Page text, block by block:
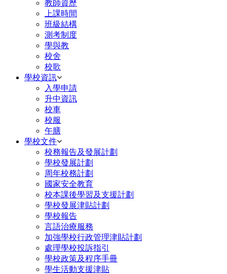
教師資歷
上課時間
班級結構
測考制度
學與教
校舍
校歌
學校資訊
入學申請
升中資訊
校車
校服
午膳
學校文件
校務報告及發展計劃
學校發展計劃
周年校務計劃
國家安全教育
校本課後學習及支援計劃
學校發展津貼計劃
學校報告
言語治療服務
加強學校行政管理津貼計劃
處理學校投訴指引
學校政策及程序手冊
學生活動支援津貼